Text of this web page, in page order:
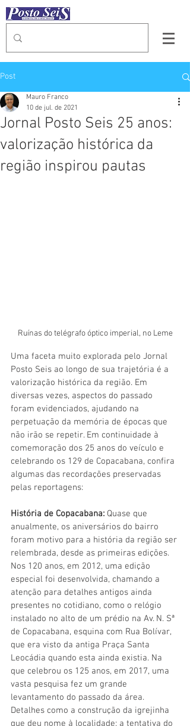
Post
Jornal Posto Seis 25 anos:
valorização histórica da
região inspirou pautas
Mauro Franco
10 de jul. de 2021
Ruínas do telégrafo óptico imperial, no Leme
Uma faceta muito explorada pelo Jornal
Posto Seis ao longo de sua trajetória é a
valorização histórica da região. Em
diversas vezes, aspectos do passado
foram evidenciados, ajudando na
perpetuação da memória de épocas que
não irão se repetir. Em continuidade à
comemoração dos 25 anos do veículo e
celebrando os 129 de Copacabana, confira
algumas das recordações preservadas
pelas reportagens:
História de Copacabana: Quase que
anualmente, os aniversários do bairro
foram motivo para a história da região ser
relembrada, desde as primeiras edições.
Nos 120 anos, em 2012, uma edição
especial foi desenvolvida, chamando a
atenção para detalhes antigos ainda
presentes no cotidiano, como o relógio
instalado no alto de um prédio na Av. N. Sª
de Copacabana, esquina com Rua Bolívar,
que era visto da antiga Praça Santa
Leocádia quando esta ainda existia. Na
que celebrou os 125 anos, em 2017, uma
vasta pesquisa fez um grande
levantamento do passado da área.
Detalhes como a construção da igrejinha
que deu nome à localidade; a tentativa do